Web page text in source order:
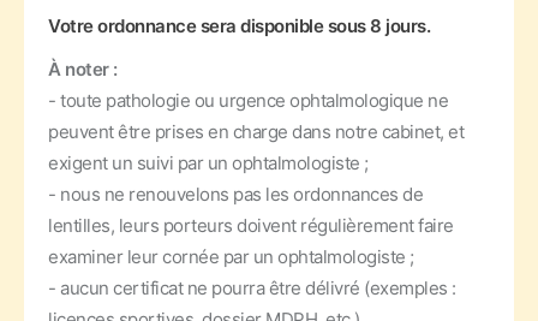
Votre ordonnance sera disponible sous 8 jours.
À noter :
- toute pathologie ou urgence ophtalmologique ne
peuvent être prises en charge dans notre cabinet, et
exigent un suivi par un ophtalmologiste ;
- nous ne renouvelons pas les ordonnances de
lentilles, leurs porteurs doivent régulièrement faire
examiner leur cornée par un ophtalmologiste ;
- aucun certificat ne pourra être délivré (exemples :